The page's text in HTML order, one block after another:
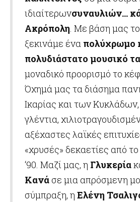
ιδιαίτερωνσυναυλιών…
Ακρόπολη. Με βάση μας το
ξεκινάμε ένα πολύχρωμο
πολυδιάστατο μουσικό
μοναδικό προορισμό το
Όχημά μας τα διάσημα
Ικαρίας και των
γλέντια,
αξέχαστες λαϊκές
«χρυσές» δεκαετίες από το
‘90. Μαζί μας, η Γλυκερία
Κανάσε μια απρόσμενη
σύμπραξη, η Ελένη